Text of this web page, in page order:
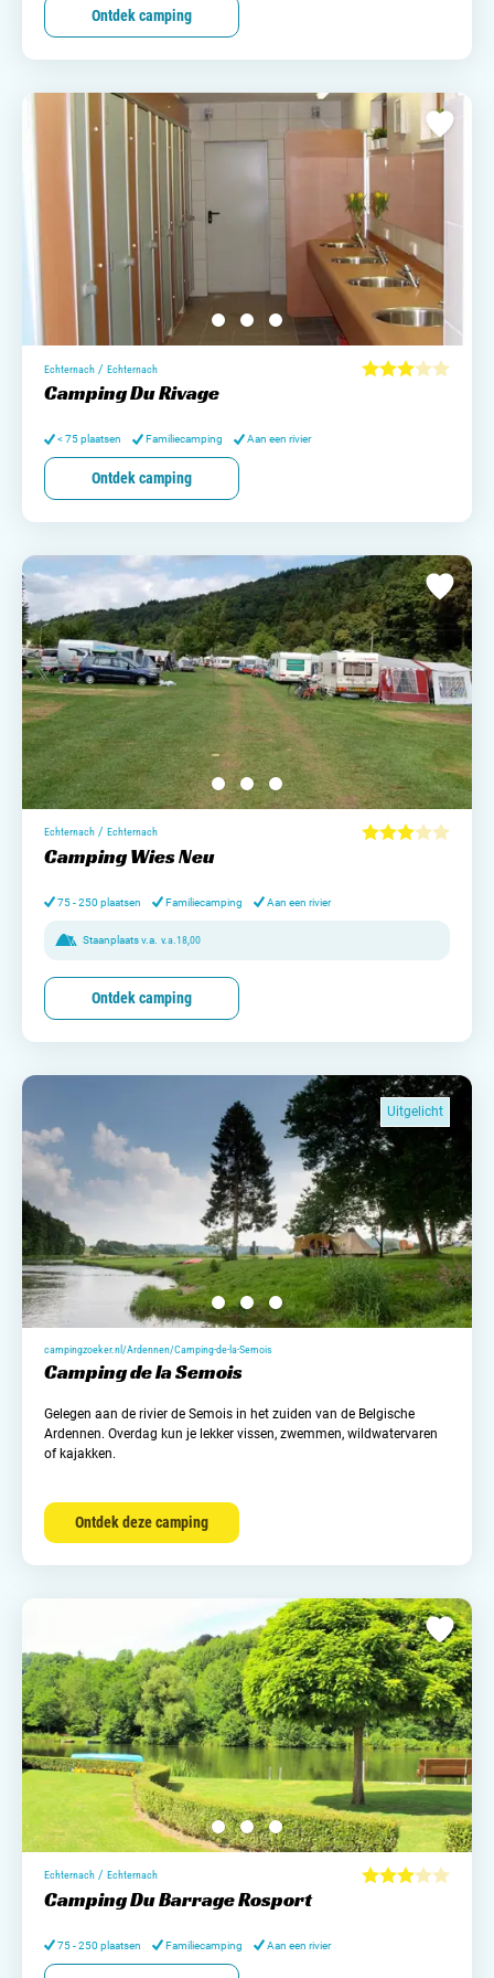
Contact opnemen
Ontdek camping
Echternach / Echternach
Camping Du Rivage
< 75 plaatsen Familiecamping Aan een rivier
Ontdek camping
Echternach / Echternach
Camping Wies Neu
75 - 250 plaatsen Familiecamping Aan een rivier
Staanplaats v.a. v.a.18,00
Ontdek camping
Uitgelicht
campingzoeker.nl/Ardennen/Camping-de-la-Semois
Camping de la Semois
Gelegen aan de rivier de Semois in het zuiden van de Belgische
Ardennen. Overdag kun je lekker vissen, zwemmen, wildwatervaren
of kajakken.
Ontdek deze camping
Echternach / Echternach
Camping Du Barrage Rosport
75 - 250 plaatsen Familiecamping Aan een rivier